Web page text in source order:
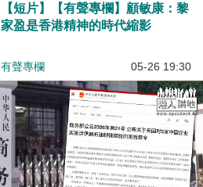
【短片】【有聲專欄】顧敏康：黎
家盈是香港精神的時代縮影
有聲專欄 05-26 19:30